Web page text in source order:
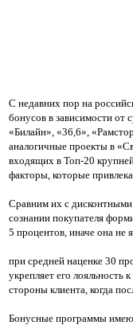
С недавних пор на
бонусов в зависимости
«Билайн», «36,6»,
аналогичные проекты в
входящих в Топ-20
факторы, которые
Сравним их с
сознании покупателя
5 процентов, иначе она не
при средней наценке 30
укрепляет его лояльность
стороны клиента, когда
Бонусные программы